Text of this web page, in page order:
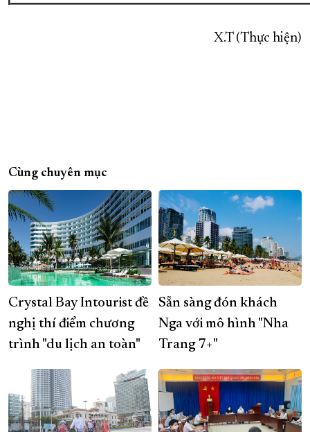
X.T (Thực hiện)
Cùng chuyên mục
Crystal Bay Intourist đề
nghị thí điểm chương
trình "du lịch an toàn"
Sẵn sàng đón khách
Nga với mô hình "Nha
Trang 7+"